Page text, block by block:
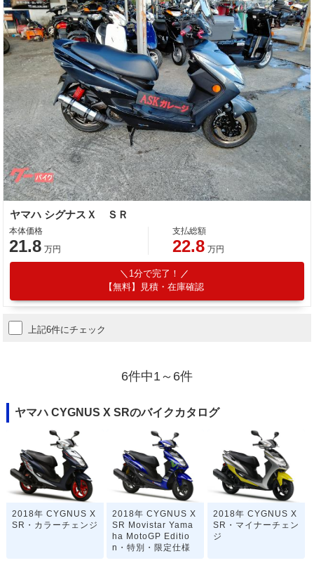
ヤマハ シグナスＸ ＳＲ
本体価格
21.8 万円
支払総額
22.8 万円
1分で完了！
【無料】見積・在庫確認
上記6件にチェック
6件中1～6件
ヤマハ CYGNUS X SRのバイクカタログ
2018年 CYGNUS X
SR・カラーチェンジ
2018年 CYGNUS X
SR Movistar Yama
ha MotoGP Editio
n・特別・限定仕様
2018年 CYGNUS X
SR・マイナーチェン
ジ